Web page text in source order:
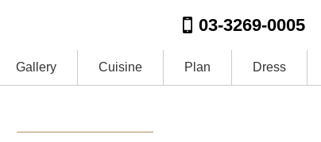
03-3269-0005
Gallery Cuisine Plan Dress